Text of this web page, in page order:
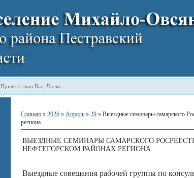
Приветствую Вас Гость
Главная » 2026 » Апрель » 29 » Выездные семинары самарского
региона
ВЫЕЗДНЫЕ СЕМИНАРЫ САМАРСКОГО
НЕФТЕГОРСКОМ РАЙОНАХ РЕГИОНА
Выездные совещания рабочей группы по